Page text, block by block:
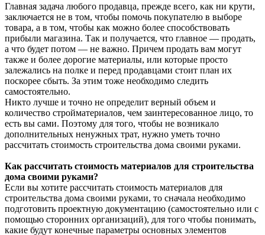
Главная задача любого продавца, прежде всего, как ни крути,
заключается не в том, чтобы помочь покупателю в выборе
товара, а в том, чтобы как можно более способствовать
прибыли магазина. Так и получается, что главное — продать,
а что будет потом — не важно. Причем продать вам могут
также и более дорогие материалы, или которые просто
залежались на полке и перед продавцами стоит план их
поскорее сбыть. За этим тоже необходимо следить
самостоятельно.
Никто лучше и точно не определит верный объем и
количество стройматериалов, чем заинтересованное лицо, то
есть вы сами. Поэтому для того, чтобы не возникало
дополнительных ненужных трат, нужно уметь точно
рассчитать стоимость строительства дома своими руками.
Как рассчитать стоимость материалов для строительства
дома своими руками?
Если вы хотите рассчитать стоимость материалов для
строительства дома своими руками, то сначала необходимо
подготовить проектную документацию (самостоятельно или с
помощью сторонних организаций), для того чтобы понимать,
какие будут конечные параметры основных элементов